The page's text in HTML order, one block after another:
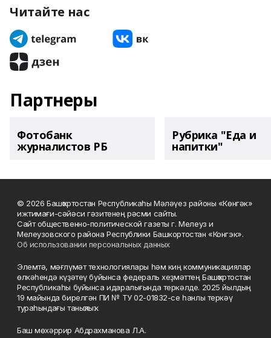
Читайте нас
Партнеры
Фотобанк
журналистов РБ
Рубрика "Еда и
напитки"
© 2026 Башҡортостан Республикаһы Мәләүез районы «Көнгәк»
ижтимағи-сәйәси гәзитенең рәсми сайты.
Сайт общественно-политической газеты г. Мелеуз и
Мелеузовского района Республики Башкортостан «Конгэк».
Об использовании персональных данных
Элемтә, мәғлүмәт технологиялары һәм киң коммуникациялар
өлкәһендә күҙәтеү буйынса федераль хеҙмәттең Башҡортостан
Республикаһы буйынса идаралығында теркәлде. 2025 йылдың
19 майында бирелгән ПИ № ТУ 02-01832-се һанлы теркәү
тураһындағы таныҡлыҡ.
Баш мөхәррир Абдрахманова Л.А.